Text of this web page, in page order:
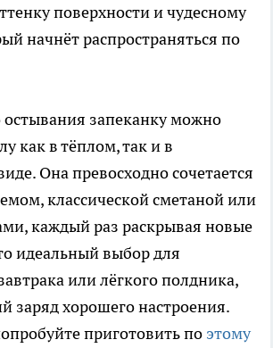
поверхности и чудесному
начнёт распространяться по
остывания запеканку можно
как в тёплом, так и в
Она превосходно сочетается
классической сметаной или
каждый раз раскрывая новые
идеальный выбор для
или лёгкого полдника,
заряд хорошего настроения.
приготовить по этому